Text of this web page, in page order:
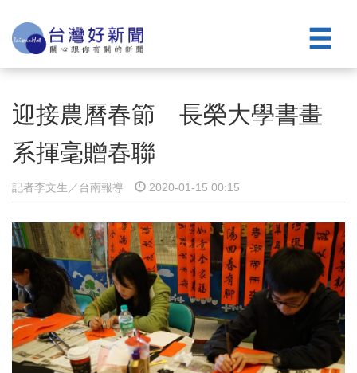
迎接農曆春節 長榮大學書畫
系揮毫贈春聯
記者李文生／台南報導 2020-01-15 00:15